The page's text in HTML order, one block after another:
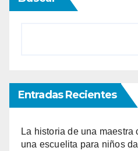
Entradas Recientes
La historia de una maestra
una escuelita para niños